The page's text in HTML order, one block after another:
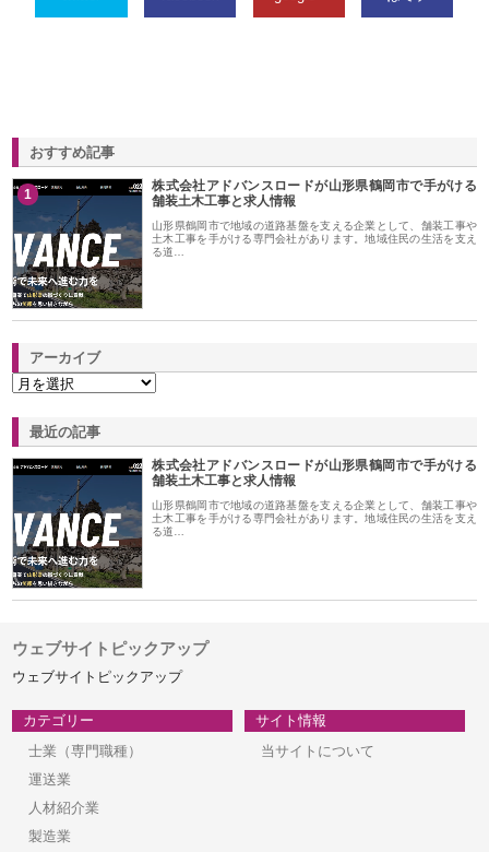
おすすめ記事
1
株式会社アドバンスロードが山形県鶴岡市で手がける
舗装土木工事と求人情報
山形県鶴岡市で地域の道路基盤を支える企業として、舗装工事や
土木工事を手がける専門会社があります。地域住民の生活を支え
る道…
アーカイブ
最近の記事
株式会社アドバンスロードが山形県鶴岡市で手がける
舗装土木工事と求人情報
山形県鶴岡市で地域の道路基盤を支える企業として、舗装工事や
土木工事を手がける専門会社があります。地域住民の生活を支え
る道…
ウェブサイトピックアップ
ウェブサイトピックアップ
カテゴリー
士業（専門職種）
運送業
人材紹介業
製造業
サイト情報
当サイトについて